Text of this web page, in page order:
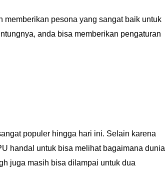
pesona yang sangat baik untuk
anda bisa memberikan pengaturan
populer hingga hari ini. Selain karena
handal untuk bisa melihat bagaimana dunia
juga masih bisa dilampai untuk dua